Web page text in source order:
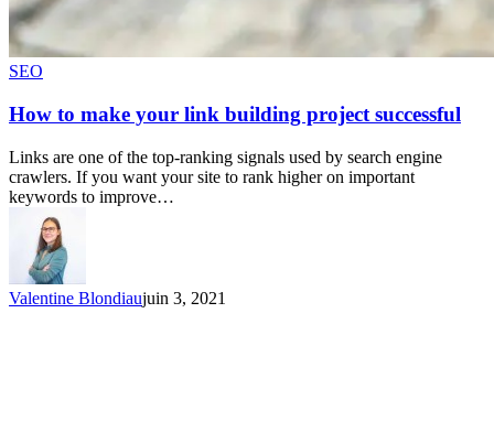
SEO
How to make your link building project successful
Links are one of the top-ranking signals used by search engine
crawlers. If you want your site to rank higher on important
keywords to improve…
Valentine Blondiaujuin 3, 2021